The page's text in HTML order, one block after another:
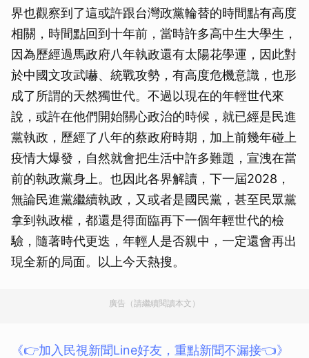
界也觀察到了這或許跟台灣政黨輪替的時間點有高度
相關，時間點回到十年前，當時許多高中生大學生，
因為歷經過馬政府八年執政還有太陽花學運，因此對
於中國文攻武嚇、統戰攻勢，有高度危機意識，也形
成了所謂的天然獨世代。不過以現在的年輕世代來
說，或許在他們開始關心政治的時候，就已經是民進
黨執政，歷經了八年的蔡政府時期，加上前幾年碰上
疫情大爆發，自然就會把生活中許多難題，宣洩在當
前的執政黨身上。也因此各界解讀，下一屆2028，
無論民進黨繼續執政，又或者是國民黨，甚至民眾黨
拿到執政權，都還是得面臨再下一個年輕世代的檢
驗，隨著時代更迭，年輕人是否親中，一定還會再出
現全新的局面。以上今天熱搜。
廣告（請繼續閱讀本文）
《👉加入民視新聞Line好友，重點新聞不漏接👈》